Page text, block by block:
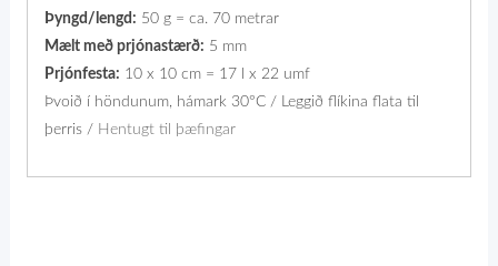
Þyngd/lengd: 50 g = ca. 70 metrar
Mælt með prjónastærð: 5 mm
Prjónfesta: 10 x 10 cm = 17 l x 22 umf
Þvoið í höndunum, hámark 30°C / Leggið flíkina flata til
þerris / Hentugt til þæfingar